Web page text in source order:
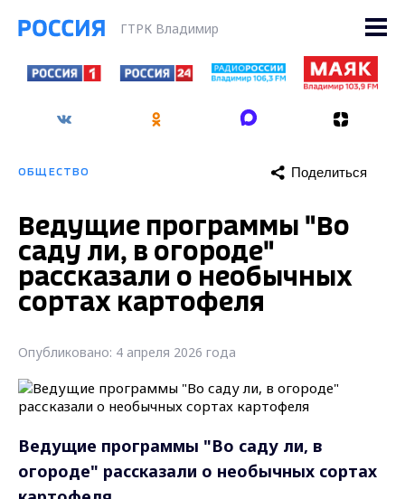
ГТРК Владимир
ОБЩЕСТВО Поделиться
Ведущие программы "Во
саду ли, в огороде"
рассказали о необычных
сортах картофеля
Опубликовано: 4 апреля 2026 года
Ведущие программы "Во саду ли, в
огороде" рассказали о необычных сортах